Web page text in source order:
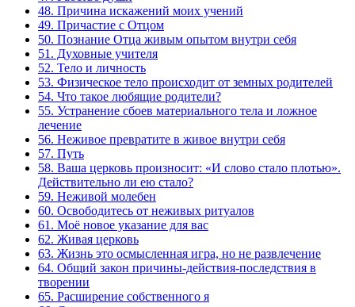
48. Причина искажений моих учений
49. Причастие с Отцом
50. Познание Отца живым опытом внутри себя
51. Духовные учителя
52. Тело и личность
53. Физическое тело происходит от земных родителей
54. Что такое любящие родители?
55. Устранение сбоев материального тела и ложное
лечение
56. Неживое превратите в живое внутри себя
57. Путь
58. Ваша церковь произносит: «И слово стало плотью».
Действительно ли ею стало?
59. Неживой молебен
60. Освободитесь от неживых ритуалов
61. Моё новое указание для вас
62. Живая церковь
63. Жизнь это осмысленная игра, но не развлечение
64. Общий закон причины-действия-последствия в
творении
65. Расширение собственного я